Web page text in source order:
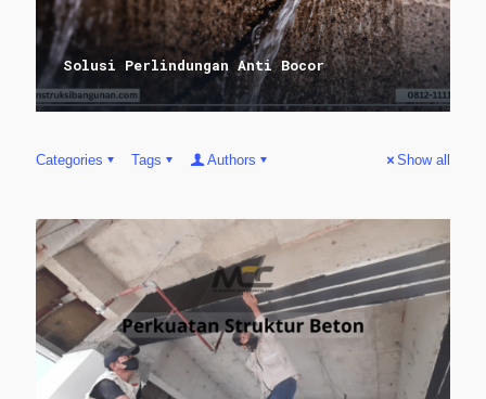
Solusi Perlindungan Anti Bocor
Categories Tags Authors Show all